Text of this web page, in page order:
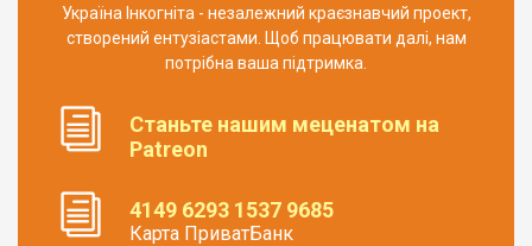
Україна Інкогніта - незалежний краєзнавчий проект,
створений ентузіастами. Щоб працювати далі, нам
потрібна ваша підтримка.
Станьте нашим меценатом на
Patreon
4149 6293 1537 9685
Карта ПриватБанк